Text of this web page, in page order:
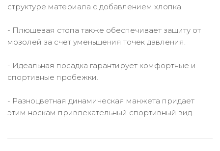
структуре материала с добавлением хлопка.
- Плюшевая стопа также обеспечивает защиту от
мозолей за счет уменьшения точек давления.
- Идеальная посадка гарантирует комфортные и
спортивные пробежки.
- Разноцветная динамическая манжета придает
этим носкам привлекательный спортивный вид.